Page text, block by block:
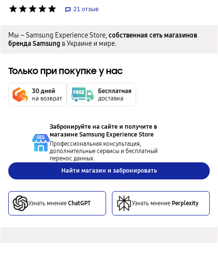
star star star star star 21 отзыв
Мы – Samsung Experience Store,собственная сеть магазинов
бренда Samsung в Украине и мире.
Только при покупке у нас
Забронируйте на сайте и получите в
магазинеSamsung Experience Store
Профессиональная консультация,
дополнительные сервисы и бесплатный
перенос данных.
Найти магазин и забронировать
Узнать мнение ChatGPT Узнать мнение Perplexity